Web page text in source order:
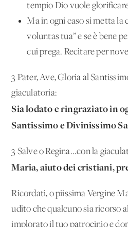
tempio Dio vuole
Ma in ogni caso si metta la
voluntas tua” e se è bene
cui prega. Recitare per
3 Pater, Ave, Gloria al
giaculatoria:
Sia lodato e ringraziato in
Santissimo e Divinissimo
3 Salve o Regina...con la
Maria, aiuto dei cristiani,
Ricordati, o piissima Vergine
udito che qualcuno sia ricorso
implorato il tuo patrocinio e